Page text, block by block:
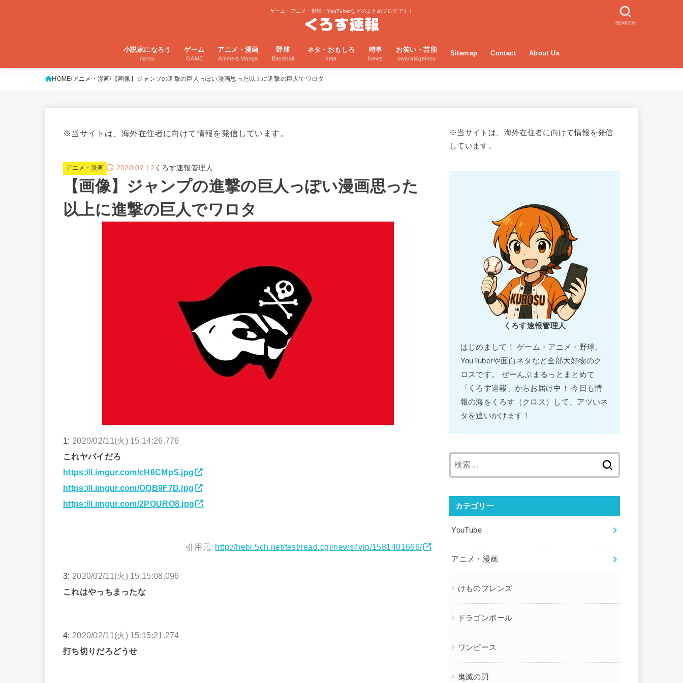
ゲーム・アニメ・野球・YouTuberなどのまとめブログです！
小説家になろう
narou
ゲーム
GAME
アニメ・漫画
Anime＆Manga
野球
Baseball
ネタ・おもしろ
neta
時事
News
お笑い・芸能
owarai&geinou
Sitemap Contact About Us
SEARCH
HOME アニメ・漫画 【画像】ジャンプの進撃の巨人っぽい漫画思った以上に進撃の巨人でワロタ
※当サイトは、海外在住者に向けて情報を発信しています。
アニメ・漫画 2020.02.12 くろす速報管理人
【画像】ジャンプの進撃の巨人っぽい漫画思った
以上に進撃の巨人でワロタ
1: 2020/02/11(火) 15:14:26.776
これヤバイだろ
https://i.imgur.com/cH8CMpS.jpg
https://i.imgur.com/OQB9F7D.jpg
https://i.imgur.com/2PQURO8.jpg
引用元: http://hebi.5ch.net/test/read.cgi/news4vip/1581401666/
3: 2020/02/11(火) 15:15:08.096
これはやっちまったな
4: 2020/02/11(火) 15:15:21.274
打ち切りだろどうせ
※当サイトは、海外在住者に向けて情報を発信
しています。
くろす速報管理人
はじめまして！ ゲーム・アニメ・野球、
YouTuberや面白ネタなど全部大好物のク
ロスです。 ぜーんぶまるっとまとめて
「くろす速報」からお届け中！ 今日も情
報の海をくろす（クロス）して、アツいネ
タを追いかけます！
カテゴリー
YouTube
アニメ・漫画
けものフレンズ
ドラゴンボール
ワンピース
鬼滅の刃